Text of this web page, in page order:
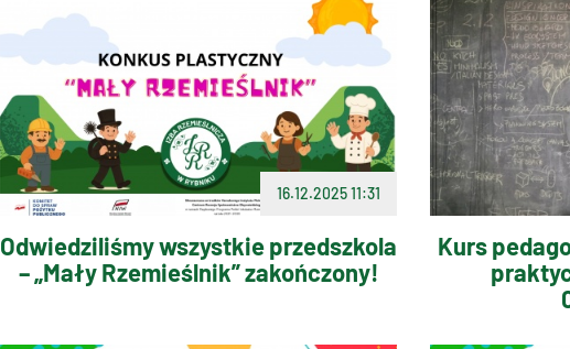
16.12.2025 11:31
Odwiedziliśmy wszystkie przedszkola
– „Mały Rzemieślnik” zakończony!
Kurs